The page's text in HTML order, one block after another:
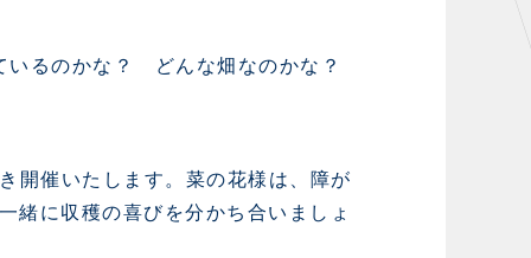
いるのかな？ どんな畑なのかな？
開催いたします。菜の花様は、障が
緒に収穫の喜びを分かち合いましょ